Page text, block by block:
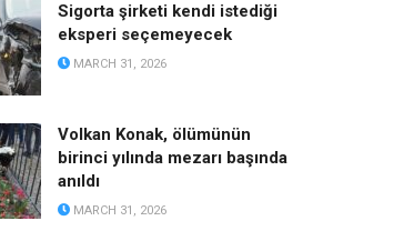
Sigorta şirketi kendi istediği
eksperi seçemeyecek
MARCH 31, 2026
Volkan Konak, ölümünün
birinci yılında mezarı başında
anıldı
MARCH 31, 2026